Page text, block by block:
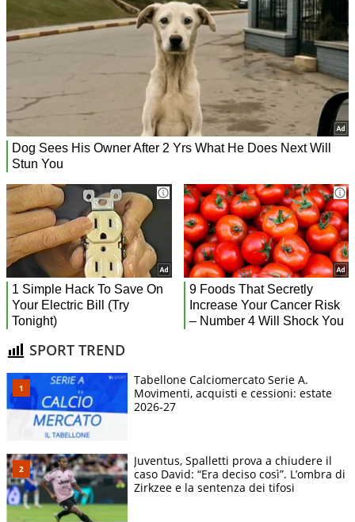
SPORT TREND
Tabellone Calciomercato Serie A.
Movimenti, acquisti e cessioni: estate
2026-27
Juventus, Spalletti prova a chiudere il
caso David: “Era deciso così”. L’ombra di
Zirkzee e la sentenza dei tifosi